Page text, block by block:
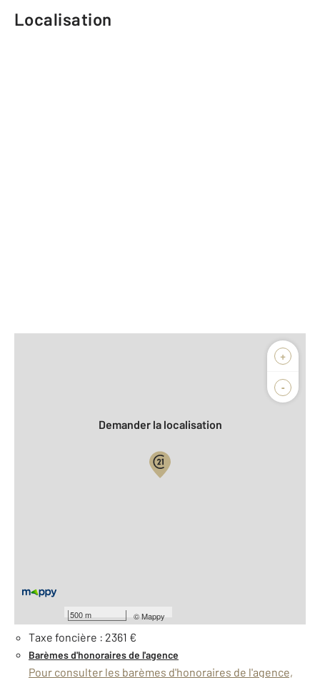
Localisation
+
-
500 m ©Mappy
Biens vendus
Demander la localisation
À savoir
Taxe foncière : 2361 €
Barèmes d'honoraires de l'agence
Pour consulter les barèmes d'honoraires de l'agence,